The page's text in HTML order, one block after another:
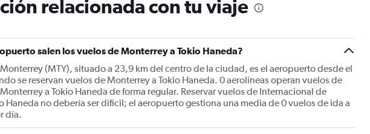
chart
has
Y
axis
displaying
values.
Range:
0
to
relacionada con tu viaje
salen los vuelos de Monterrey a Tokio Haneda?
(MTY), situado a 23,9 km del centro de la ciudad, es el aeropuerto desde el
se reservan vuelos de Monterrey a Tokio Haneda. 0 aerolíneas operan vuelos de
a Tokio Haneda de forma regular. Reservar vuelos de Internacional de
Haneda no debería ser difícil; el aeropuerto gestiona una media de 0 vuelos de ida a
día.